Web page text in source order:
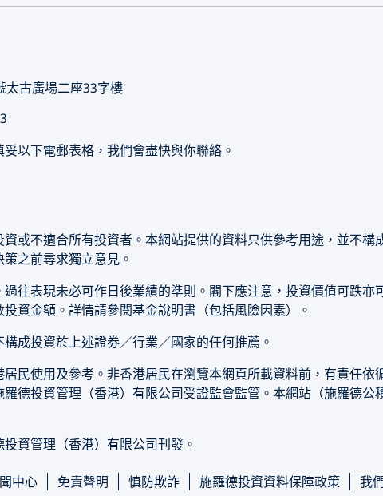
太古廣場二座33字樓
以下電郵表格，我們會盡快與你聯絡。
或不適合所有投資者。本網站提供的資料只供參考用途，並不構
之前尋求獨立意見。
往表現未必可作日後業績的準則。閣下應注意，投資價值可跌亦
資金額。詳情請參閱基金說明書（包括風險因素）。
成投資於上述證券／行業／國家的任何推薦。
居民使用及參考。非香港居民在瀏覽本網頁所載資料前，有責任依
德投資管理（香港）有限公司受證監會監管。本網站（施羅德公
資管理（香港）有限公司刊發。
中心 免責聲明 慎防欺詐 施羅德投資資料保障政策 我